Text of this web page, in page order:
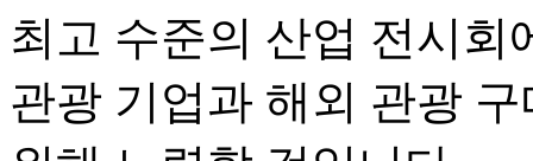
최고 수준의 산업 전시회
관광 기업과 해외 관광